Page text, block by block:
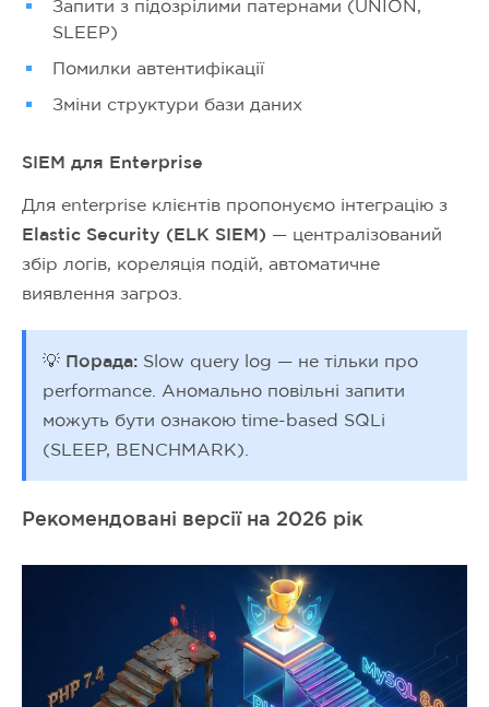
Запити з підозрілими патернами (UNION,
SLEEP)
Помилки автентифікації
Зміни структури бази даних
SIEM для Enterprise
Для enterprise клієнтів пропонуємо інтеграцію з
Elastic Security (ELK SIEM) — централізований
збір логів, кореляція подій, автоматичне
виявлення загроз.
💡 Порада: Slow query log — не тільки про
performance. Аномально повільні запити
можуть бути ознакою time-based SQLi
(SLEEP, BENCHMARK).
Рекомендовані версії на 2026 рік